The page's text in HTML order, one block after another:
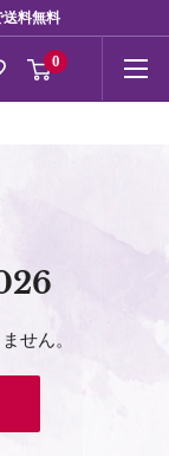
送料無料
0
せん。